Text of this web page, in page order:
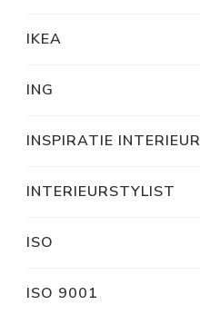
IKEA
ING
INSPIRATIE INTERIEUR
INTERIEURSTYLIST
ISO
ISO 9001